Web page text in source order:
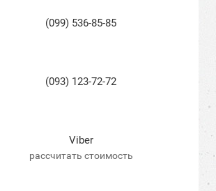
(099) 536-85-85
(093) 123-72-72
Viber
рассчитать стоимость